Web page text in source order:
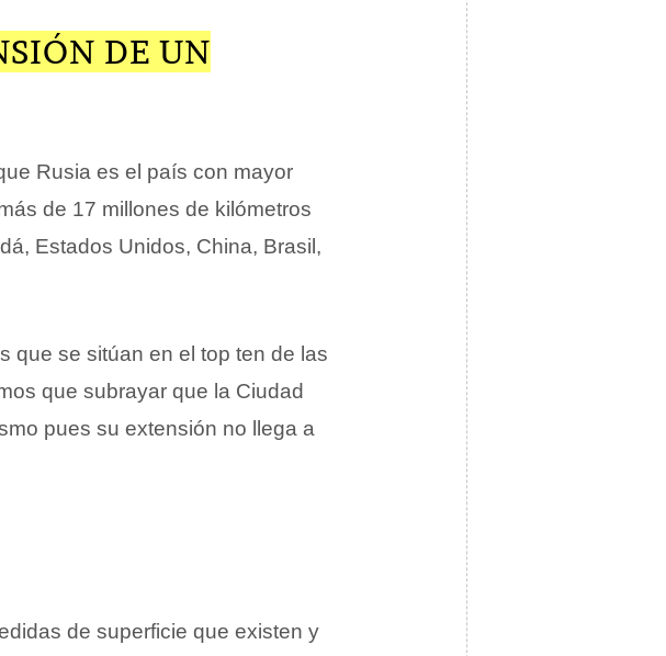
DE UN
Rusia es el país con mayor
de 17 millones de kilómetros
Estados Unidos, China, Brasil,
que se sitúan en el top ten de las
que subrayar que la Ciudad
pues su extensión no llega a
de superficie que existen y